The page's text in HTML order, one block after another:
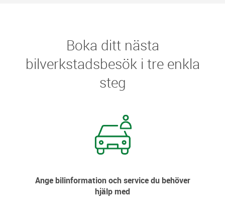
Boka ditt nästa
bilverkstadsbesök i tre enkla
steg
Ange bilinformation och service du behöver
hjälp med